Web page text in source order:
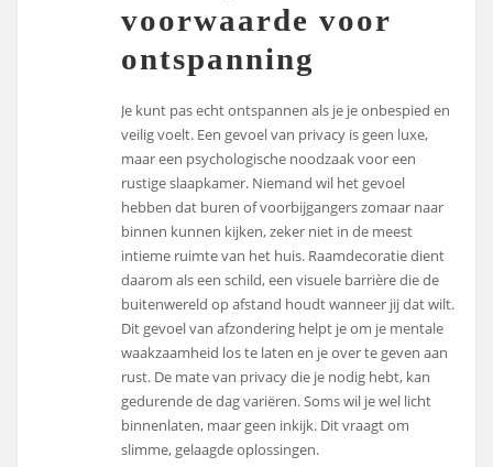
voorwaarde voor
ontspanning
Je kunt pas echt ontspannen als je je onbespied en
veilig voelt. Een gevoel van privacy is geen luxe,
maar een psychologische noodzaak voor een
rustige slaapkamer. Niemand wil het gevoel
hebben dat buren of voorbijgangers zomaar naar
binnen kunnen kijken, zeker niet in de meest
intieme ruimte van het huis. Raamdecoratie dient
daarom als een schild, een visuele barrière die de
buitenwereld op afstand houdt wanneer jij dat wilt.
Dit gevoel van afzondering helpt je om je mentale
waakzaamheid los te laten en je over te geven aan
rust. De mate van privacy die je nodig hebt, kan
gedurende de dag variëren. Soms wil je wel licht
binnenlaten, maar geen inkijk. Dit vraagt om
slimme, gelaagde oplossingen.